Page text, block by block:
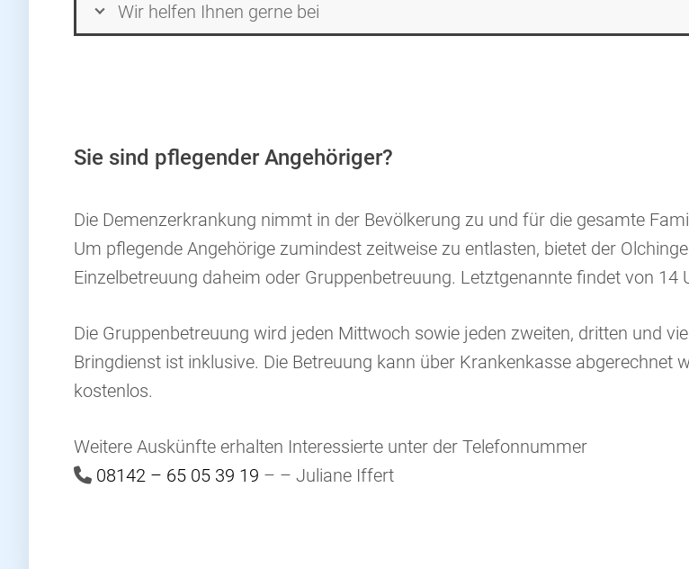
Wir helfen Ihnen gerne bei
Sie sind pflegender Angehöriger?
Die Demenzerkrankung nimmt in der Bevölkerung zu und für die gesamte
Um pflegende Angehörige zumindest zeitweise zu entlasten, bietet der
Einzelbetreuung daheim oder Gruppenbetreuung. Letztgenannte findet von
Die Gruppenbetreuung wird jeden Mittwoch sowie jeden zweiten, dritten und
Bringdienst ist inklusive. Die Betreuung kann über Krankenkasse abgerechnet
kostenlos.
Weitere Auskünfte erhalten Interessierte unter der Telefonnummer
08142 – 65 05 39 19 – – Juliane Iffert